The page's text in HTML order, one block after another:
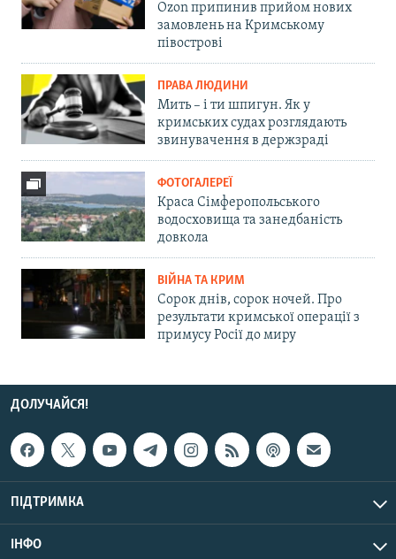
Ozon припинив прийом нових
замовлень на Кримському
півострові
ПРАВА ЛЮДИНИ
Мить – і ти шпигун. Як у
кримських судах розглядають
звинувачення в держзраді
ФОТОГАЛЕРЕЇ
Краса Сімферопольського
водосховища та занедбаність
довкола
ВІЙНА ТА КРИМ
Сорок днів, сорок ночей. Про
результати кримської операції з
примусу Росії до миру
ДОЛУЧАЙСЯ!
ПІДТРИМКА
ІНФО